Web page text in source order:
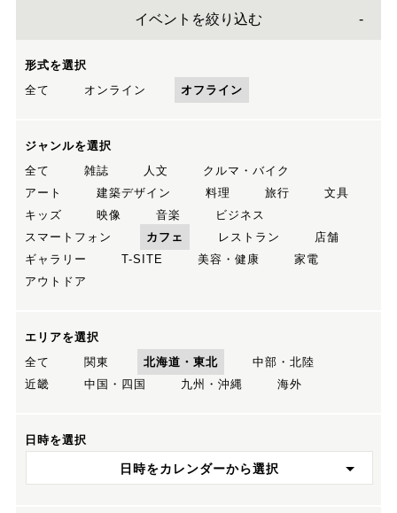
イベントを絞り込む
形式を選択
全て
オンライン オフライン
ジャンルを選択
全て
雑誌 人文
クルマ・バイク
アート
建築デザイン 料理 旅行
文具
キッズ
映像 音楽
ビジネス
スマートフォン
カフェ レストラン
店舗
ギャラリー
T-SITE 美容・健康
家電
アウトドア
エリアを選択
全て
関東 北海道・東北
中部・北陸
近畿
中国・四国 九州・沖縄 海外
日時を選択
日時をカレンダーから選択